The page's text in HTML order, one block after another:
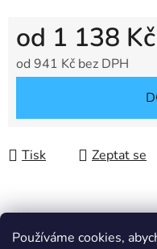
Používáme cookies,
od 1 138 Kč
od 941 Kč bez DPH
Tisk Zeptat se
Popis